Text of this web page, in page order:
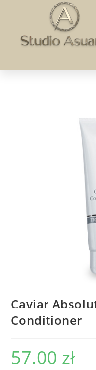
Caviar
Conditioner
57.00 zł